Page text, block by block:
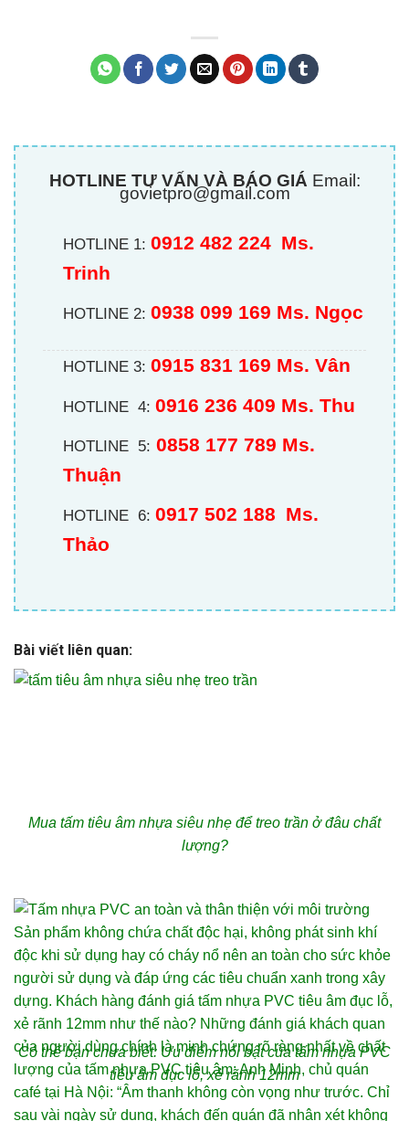
HOTLINE TƯ VẤN VÀ BÁO GIÁ Email:
govietpro@gmail.com
HOTLINE 1:0912 482 224 Ms.
Trinh
HOTLINE 2:0938 099 169 Ms. Ngọc
HOTLINE 3:0915 831 169 Ms. Vân
HOTLINE 4:0916 236 409 Ms. Thu
HOTLINE 5: 0858 177 789 Ms.
Thuận
HOTLINE 6:0917 502 188 Ms.
Thảo
Bài viết liên quan:
Mua tấm tiêu âm nhựa siêu nhẹ để treo trần ở đâu chất
lượng?
Có thể bạn chưa biết: Ưu điểm nổi bật của tấm nhựa PVC
tiêu âm đục lỗ, xẻ rãnh 12mm